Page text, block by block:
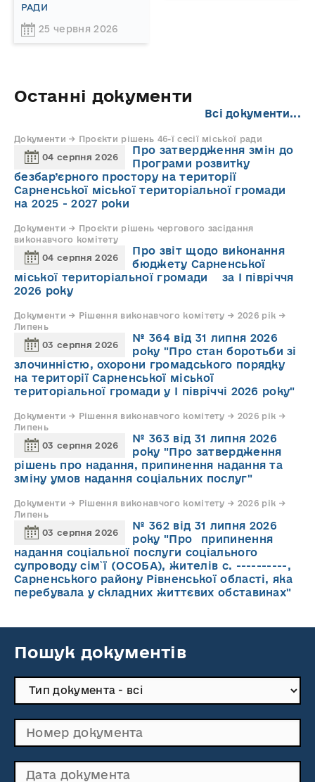
РАДИ
25 червня 2026
Останні документи
Всі документи...
Документи → Проєкти рішень 46-ї сесії міської ради
04 серпня 2026
Про затвердження змін до
Програми розвитку
безбар’єрного простору на території
Сарненської міської територіальної громади
на 2025 - 2027 роки
Документи → Проєкти рішень чергового засідання
виконавчого комітету
04 серпня 2026
Про звіт щодо виконання
бюджету Сарненської
міської територіальної громади за І півріччя
2026 року
Документи → Рішення виконавчого комітету → 2026 рік →
Липень
03 серпня 2026
№ 364 від 31 липня 2026
року "Про стан боротьби зі
злочинністю, охорони громадського порядку
на території Сарненської міської
територіальної громади у І півріччі 2026 року"
Документи → Рішення виконавчого комітету → 2026 рік →
Липень
03 серпня 2026
№ 363 від 31 липня 2026
року "Про затвердження
рішень про надання, припинення надання та
зміну умов надання соціальних послуг"
Документи → Рішення виконавчого комітету → 2026 рік →
Липень
03 серпня 2026
№ 362 від 31 липня 2026
року "Про припинення
надання соціальної послуги соціального
супроводу cім`ї (ОСОБА), жителів с. ----------,
Сарненського району Рівненської області, яка
перебувала у складних життєвих обставинах"
Пошук документів